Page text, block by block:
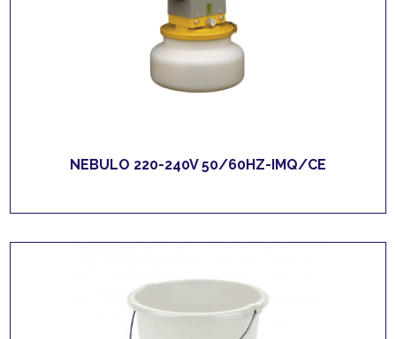
NEBULO 220-240V 50/60HZ-IMQ/CE